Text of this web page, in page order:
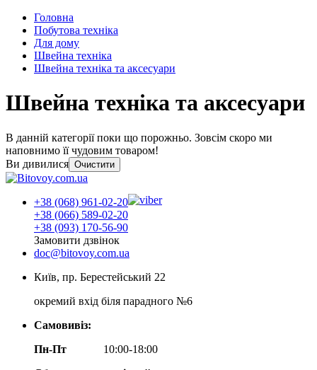
Головна
Побутова техніка
Для дому
Швейна техніка
Швейна техніка та аксесуари
Швейна техніка та аксесуари
В данній категорії поки що порожньо. Зовсім скоро ми
наповнимо її чудовим товаром!
Ви дивилися Очистити
+38 (068) 961-02-20
+38 (066) 589-02-20
+38 (093) 170-56-90
Замовити дзвінок
doc@bitovoy.com.ua
Київ, пр. Берестейський 22
окремий вхід біля парадного №6
Самовивіз:
Пн-Пт
10:00-18:00